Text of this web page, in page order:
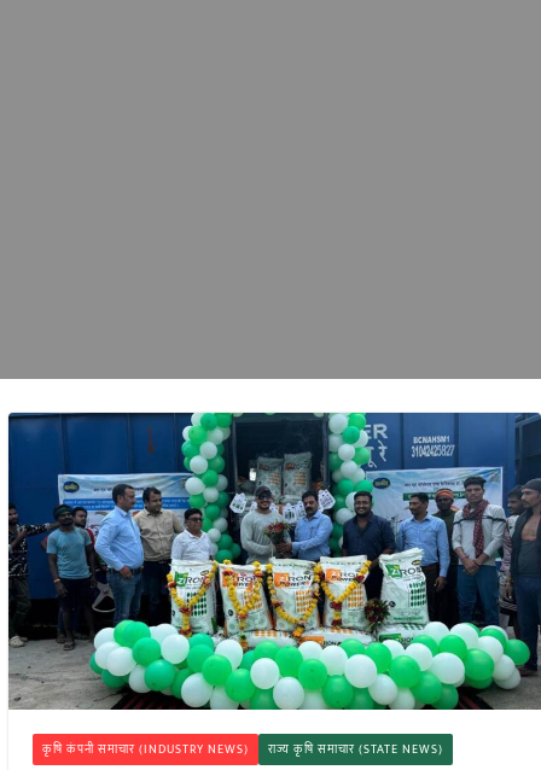
कृषि कंपनी समाचार (INDUSTRY NEWS) राज्य कृषि समाचार (STATE NEWS)